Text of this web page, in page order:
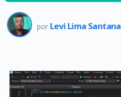
por Levi Lima Santana